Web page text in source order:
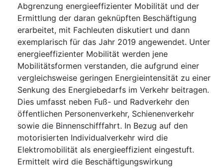
Abgrenzung energieeffizienter Mobilität und der
Ermittlung der daran geknüpften Beschäftigung
erarbeitet, mit Fachleuten diskutiert und dann
exemplarisch für das Jahr 2019 angewendet. Unter
energieeffizienter Mobilität werden jene
Mobilitätsformen verstanden, die aufgrund einer
vergleichsweise geringen Energieintensität zu einer
Senkung des Energiebedarfs im Verkehr beitragen.
Dies umfasst neben Fuß- und Radverkehr den
öffentlichen Personenverkehr, Schienenverkehr
sowie die Binnenschifffahrt. In Bezug auf den
motorisierten Individualverkehr wird die
Elektromobilität als energieeffizient eingestuft.
Ermittelt wird die Beschäftigungswirkung